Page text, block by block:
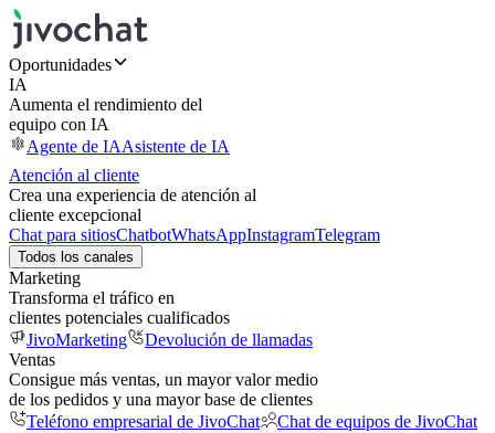
Oportunidades
IA
Aumenta el rendimiento del
equipo con IA
Agente de IAAsistente de IA
Atención al cliente
Crea una experiencia de atención al
cliente excepcional
Chat para sitiosChatbotWhatsAppInstagramTelegram
Todos los canales
Marketing
Transforma el tráfico en
clientes potenciales cualificados
JivoMarketing
Devolución de llamadas
Ventas
Consigue más ventas, un mayor valor medio
de los pedidos y una mayor base de clientes
Teléfono empresarial de JivoChat
Chat de equipos de JivoChat